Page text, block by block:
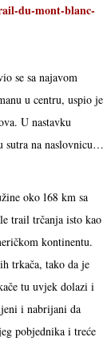
du-mont-blanc-
se sa najavom
u centru, uspio je
U nastavku
sutra na naslovnicu…
oko 168 km sa
trail trčanja isto kao
kontinentu.
trkača, tako da je
tu uvjek dolazi i
i nabrijani da
pobjednika i treće